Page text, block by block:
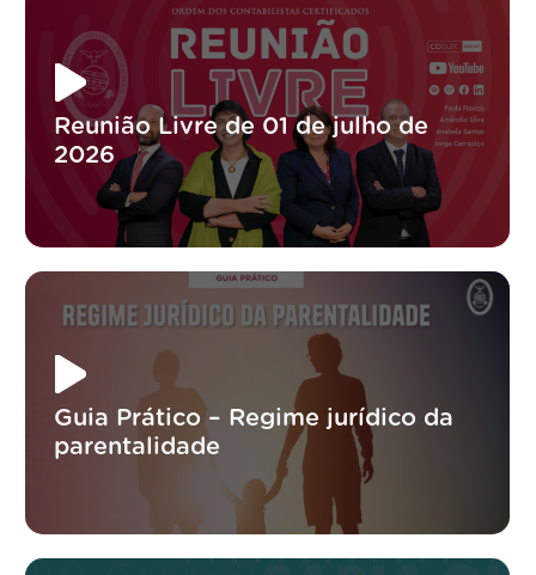
Reunião Livre de 01 de julho de
2026
Guia Prático – Regime jurídico da
parentalidade